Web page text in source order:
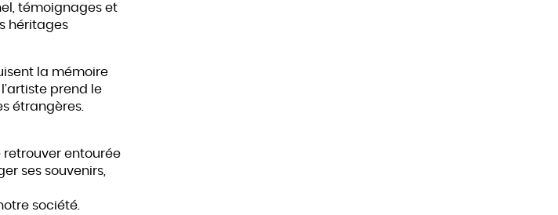
témoignages et
héritages
la mémoire
prend le
étrangères.
retrouver entourée
ses souvenirs,
société.